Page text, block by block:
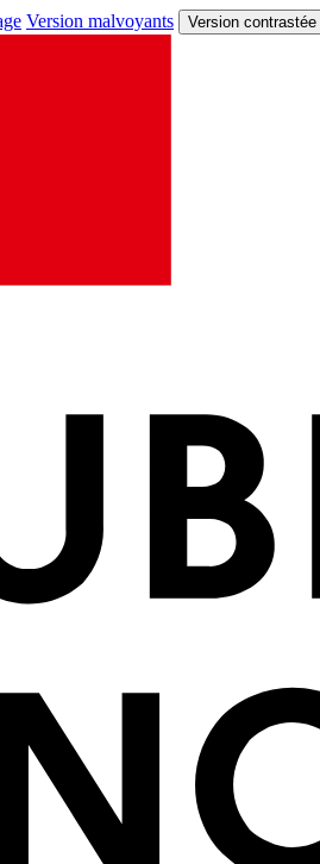
Version malvoyants Version contrastée